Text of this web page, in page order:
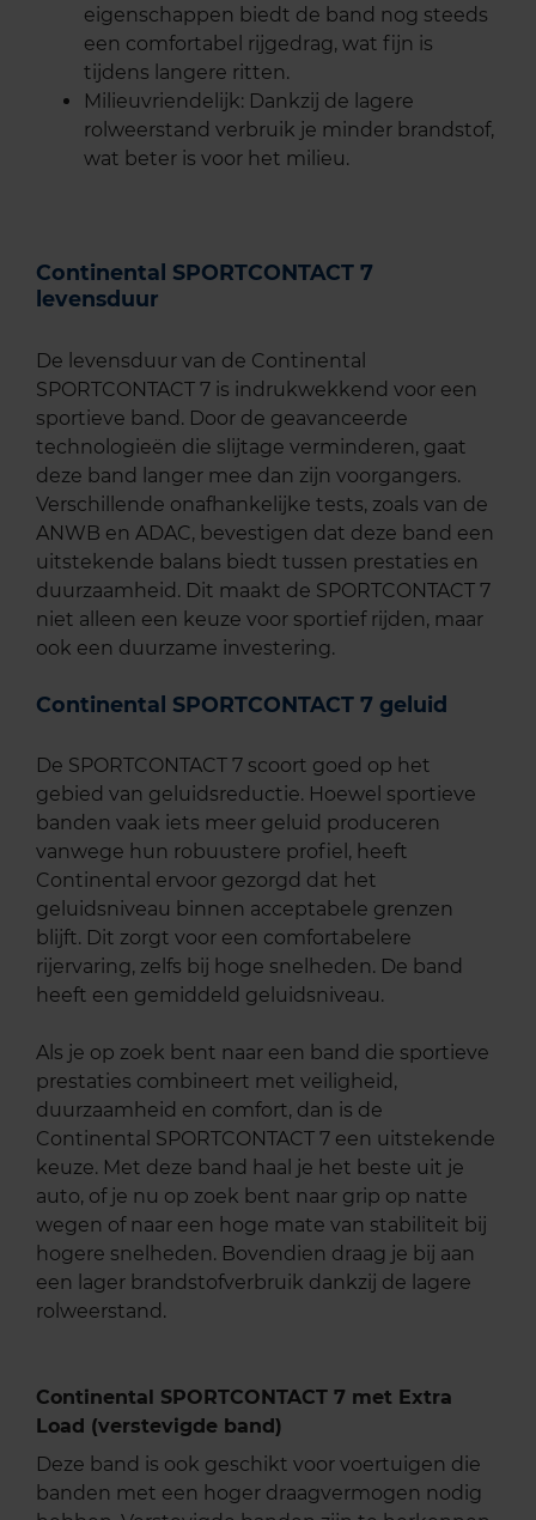
eigenschappen biedt de band nog steeds
een comfortabel rijgedrag, wat fijn is
tijdens langere ritten.
Milieuvriendelijk: Dankzij de lagere
rolweerstand verbruik je minder brandstof,
wat beter is voor het milieu.
Continental SPORTCONTACT 7
levensduur
De levensduur van de Continental
SPORTCONTACT 7 is indrukwekkend voor een
sportieve band. Door de geavanceerde
technologieën die slijtage verminderen, gaat
deze band langer mee dan zijn voorgangers.
Verschillende onafhankelijke tests, zoals van de
ANWB en ADAC, bevestigen dat deze band een
uitstekende balans biedt tussen prestaties en
duurzaamheid. Dit maakt de SPORTCONTACT 7
niet alleen een keuze voor sportief rijden, maar
ook een duurzame investering.
Continental SPORTCONTACT 7 geluid
De SPORTCONTACT 7 scoort goed op het
gebied van geluidsreductie. Hoewel sportieve
banden vaak iets meer geluid produceren
vanwege hun robuustere profiel, heeft
Continental ervoor gezorgd dat het
geluidsniveau binnen acceptabele grenzen
blijft. Dit zorgt voor een comfortabelere
rijervaring, zelfs bij hoge snelheden. De band
heeft een gemiddeld geluidsniveau.
Als je op zoek bent naar een band die sportieve
prestaties combineert met veiligheid,
duurzaamheid en comfort, dan is de
Continental SPORTCONTACT 7 een uitstekende
keuze. Met deze band haal je het beste uit je
auto, of je nu op zoek bent naar grip op natte
wegen of naar een hoge mate van stabiliteit bij
hogere snelheden. Bovendien draag je bij aan
een lager brandstofverbruik dankzij de lagere
rolweerstand.
Continental SPORTCONTACT 7 met Extra
Load (verstevigde band)
Deze band is ook geschikt voor voertuigen die
banden met een hoger draagvermogen nodig